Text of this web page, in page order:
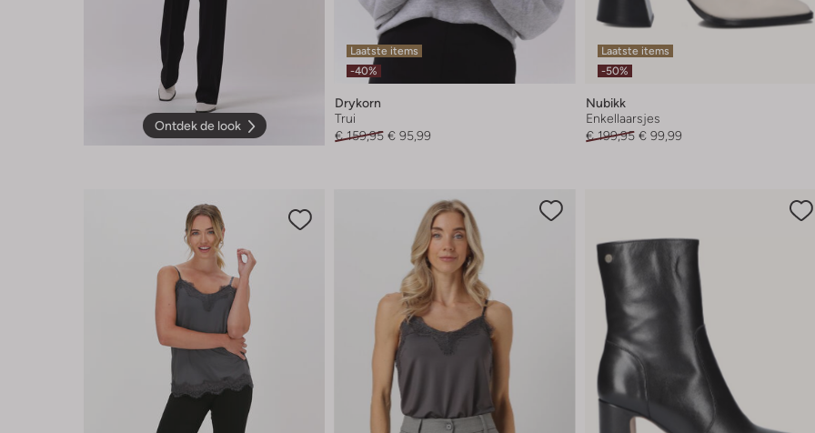
Ontdek de look
Laatste items
-40%
Drykorn
Trui
€ 159,95 € 95,99
Laatste items
-50%
Nubikk
Enkellaarsjes
€ 199,95 € 99,99